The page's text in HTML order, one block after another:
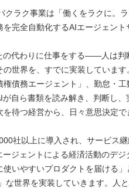
クラク事業は「働くをラクに。
を完全自動化するAIエージェント
の代わりに仕事をする——人は判
の世界を、すでに実装していま
権債務エージェント」、勤怠・
が自ら書類を読み解き、判断し
を待つ経営から、日々意思決定
社以上に導入され、サービス
ージェントによる経済活動のデジ
使いやすいプロダクトを届ける
な世界を実装していきます。人